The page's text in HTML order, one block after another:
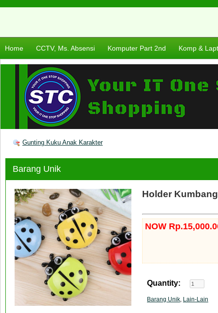
Home CCTV, Ms. Absensi Komputer Part 2nd Komp &
Gunting Kuku Anak Karakter
Barang Unik
Holder
NOW
Quantity:
Barang Unik, Lain-Lain